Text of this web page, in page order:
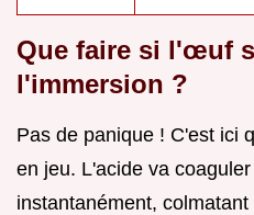
Que faire si l'œuf
l'immersion ?
Pas de panique ! C'est ici
en jeu. L'acide va
instantanément,